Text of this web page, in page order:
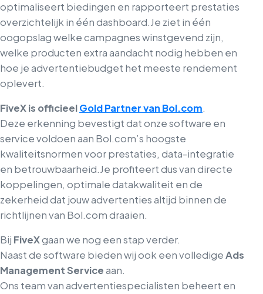
optimaliseert biedingen en rapporteert prestaties
overzichtelijk in één dashboard.Je ziet in één
oogopslag welke campagnes winstgevend zijn,
welke producten extra aandacht nodig hebben en
hoe je advertentiebudget het meeste rendement
oplevert.
FiveX is officieelGold Partner van Bol.com.
Deze erkenning bevestigt dat onze software en
service voldoen aan Bol.com’s hoogste
kwaliteitsnormen voor prestaties, data-integratie
en betrouwbaarheid.Je profiteert dus van directe
koppelingen, optimale datakwaliteit en de
zekerheid dat jouw advertenties altijd binnen de
richtlijnen van Bol.com draaien.
Bij FiveXgaan we nog een stap verder.
Naast de software bieden wij ook een volledigeAds
Management Serviceaan.
Ons team van advertentiespecialisten beheert en